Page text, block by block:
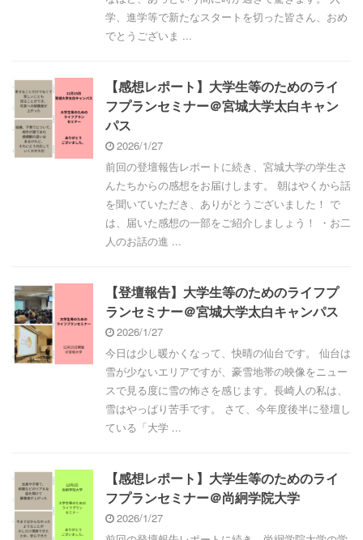
学、進学等で新たなスタートを切った皆さん、おめ
でとうございま ...
【感想レポート】大学生等のためのライ
フプランセミナー＠宮城大学太白キャン
パス
2026/1/27
前回の登壇報告レポートに続き、宮城大学の学生さ
んたちからの感想をお届けします。 朝はやくから話
を聞いていただき、ありがとうございました！ で
は、届いた感想の一部をご紹介しましょう！ ・お二
人のお話の進 ...
【登壇報告】大学生等のためのライフプ
ランセミナー＠宮城大学太白キャンパス
2026/1/27
今日は少し暖かくなって、快晴の仙台です。 仙台は
雪が少ないエリアですが、豪雪地帯の映像をニュー
スで見る度に雪の怖さを感じます。長崎人の私は、
雪はやっぱり苦手です。 さて、今年度後半に登壇し
ている「大学 ...
【感想レポート】大学生等のためのライ
フプランセミナー＠尚絅学院大学
2026/1/27